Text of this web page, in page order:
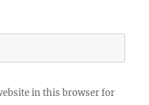
in this browser for